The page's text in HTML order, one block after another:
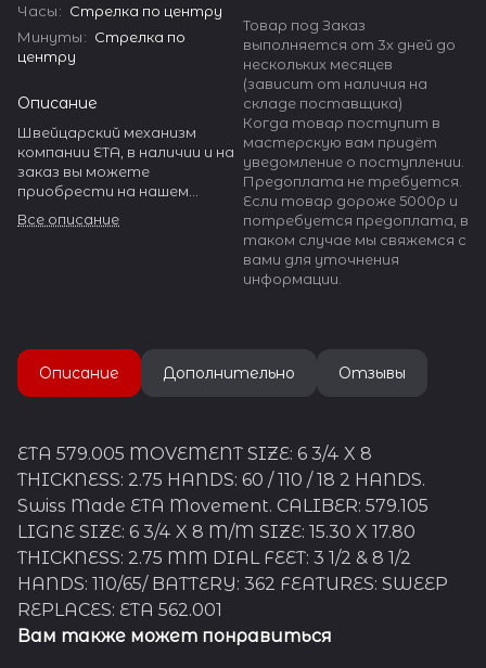
Часы: Стрелка по центру
Минуты: Стрелка по
центру
Описание
Швейцарский механизм
компании ETA, в наличии и на
заказ вы можете
приобрести на нашем
огромное количество
объеме мирового рынка.
15 фабрик ETA находится в
Германии, Малайзии и
Таиланде. Азиатские
фабрики производят
механизмы для местного
рынка, они не имеют
отметки Swiss Made, но
сохраняют стандарты
швейцарского качества.
В 2013 году Swatch Group под
давлением
Все описание
Товар под Заказ
выполняется от 3х дней до
нескольких месяцев
(зависит от наличия на
складе поставщика)
Когда товар поступит в
мастерскую вам придёт
уведомление о поступлении.
Предоплата не требуется.
Если товар дороже 5000р и
потребуется предоплата, в
таком случае мы свяжемся с
вами для уточнения
информации.
Описание Дополнительно Отзывы
ETA 579.005 MOVEMENT SIZE: 6 3/4 X 8
THICKNESS: 2.75 HANDS: 60 / 110 / 18 2 HANDS.
Swiss Made ETA Movement. CALIBER: 579.105
LIGNE SIZE: 6 3/4 X 8 M/M SIZE: 15.30 X 17.80
THICKNESS: 2.75 MM DIAL FEET: 3 1/2 & 8 1/2
HANDS: 110/65/ BATTERY: 362 FEATURES: SWEEP
REPLACES: ETA 562.001
Вам также может понравиться